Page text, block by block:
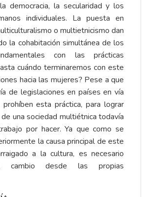
democracia, la secularidad y los
individuales. La puesta en
o multietnicismo dan
la cohabitación simultánea de los
con las prácticas
cuándo terminaremos con este
hacia las mujeres? Pese a que
de legislaciones en países en vía
esta práctica, para lograr
una sociedad multiétnica todavía
por hacer. Ya que como se
la causa principal de este
a la cultura, es necesario
cambio desde las propias